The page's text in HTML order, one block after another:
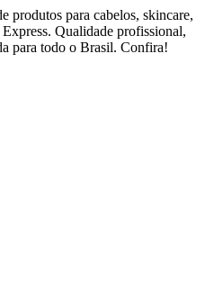
produtos para cabelos, skincare,
Qualidade profissional,
para todo o Brasil. Confira!